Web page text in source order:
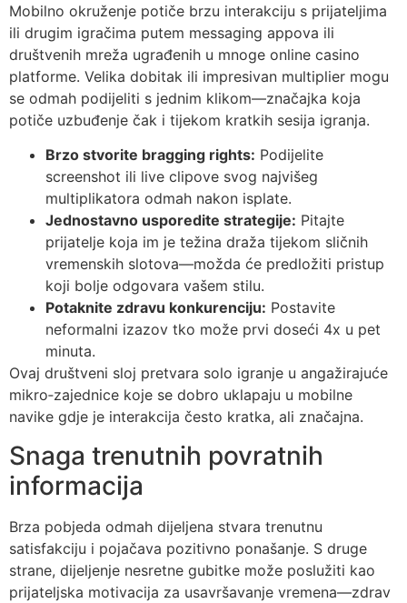
Mobilno okruženje potiče brzu interakciju s prijateljima
ili drugim igračima putem messaging appova ili
društvenih mreža ugrađenih u mnoge online casino
platforme. Velika dobitak ili impresivan multiplier mogu
se odmah podijeliti s jednim klikom—značajka koja
potiče uzbuđenje čak i tijekom kratkih sesija igranja.
Brzo stvorite bragging rights: Podijelite
screenshot ili live clipove svog najvišeg
multiplikatora odmah nakon isplate.
Jednostavno usporedite strategije: Pitajte
prijatelje koja im je težina draža tijekom sličnih
vremenskih slotova—možda će predložiti pristup
koji bolje odgovara vašem stilu.
Potaknite zdravu konkurenciju: Postavite
neformalni izazov tko može prvi doseći 4x u pet
minuta.
Ovaj društveni sloj pretvara solo igranje u angažirajuće
mikro‑zajednice koje se dobro uklapaju u mobilne
navike gdje je interakcija često kratka, ali značajna.
Snaga trenutnih povratnih
informacija
Brza pobjeda odmah dijeljena stvara trenutnu
satisfakciju i pojačava pozitivno ponašanje. S druge
strane, dijeljenje nesretne gubitke može poslužiti kao
prijateljska motivacija za usavršavanje vremena—zdrav